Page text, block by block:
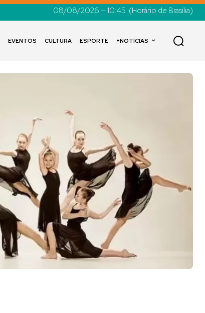
08/08/2026 — 10:45 (Horário de Brasília)
EVENTOS CULTURA ESPORTE +NOTÍCIAS